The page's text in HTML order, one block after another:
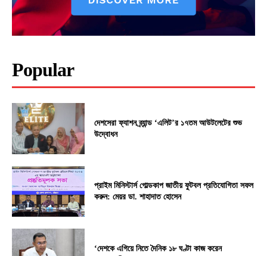
Popular
দেশসেরা ফ্যাশন ব্র্যান্ড ‘এলিট’র ১৭তম আউটলেটের শুভ
উদ্বোধন
প্রাইম মিনিস্টার্স গোল্ডকাপ জাতীয় ফুটবল প্রতিযোগিতা সফল
করুন: মেয়র ডা. শাহাদাত হোসেন
‘দেশকে এগিয়ে নিতে দৈনিক ১৮ ঘণ্টা কাজ করেন